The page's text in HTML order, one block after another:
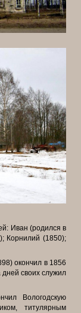
Иван (родился в
Корнилий (1850);
окончил в 1856
своих служил
Вологодскую
титулярным